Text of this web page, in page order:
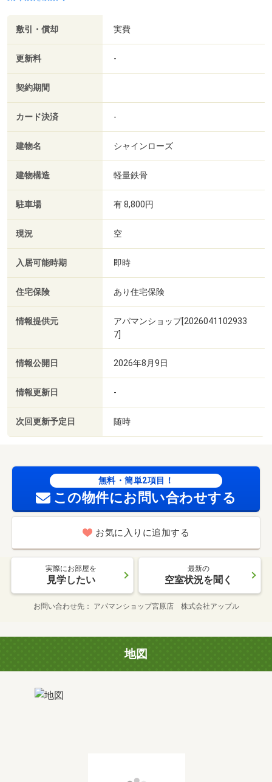
敷引・償却 実費
更新料 -
契約期間
カード決済 -
建物名 シャインローズ
建物構造 軽量鉄骨
駐車場 有 8,800円
現況 空
入居可能時期 即時
住宅保険 あり住宅保険
情報提供元
アパマンショップ[2026041102933
7]
情報公開日 2026年8月9日
情報更新日 -
次回更新予定日 随時
無料・簡単2項目！
この物件にお問い合わせする
お気に入りに追加する
実際にお部屋を
見学したい
最新の
空室状況を聞く
お問い合わせ先 アパマンショップ宮原店 株式会社アップル
地図